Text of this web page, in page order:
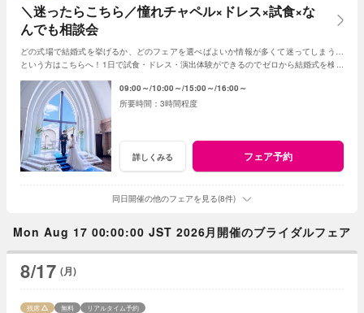
＼迷ったらこちら／憧れチャペル×ドレス×試食×な
んでも相談会
どの式場で結婚式を挙げるか、どのフェアを選べばよいか情報が多くて迷ってしまう…
という方はこちらへ！1日で試食・ドレス・演出体験ができるのでゼロから結婚式を検討
09:00～ 10:00～ 15:00～ 16:00～
3時間程度
詳しくみる フェア予約
同日開催の他のフェアを見る(8件)
Mon Aug 17 00:00:00 JST 2026月開催のブライダルフェア
8/17 (月)
残席 無料 リアルタイム予約